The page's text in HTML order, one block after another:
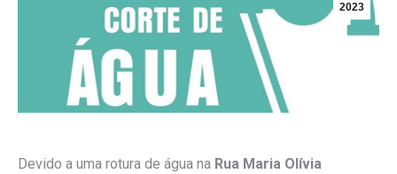
2023
Devido a uma rotura de água na Rua Maria Olívia